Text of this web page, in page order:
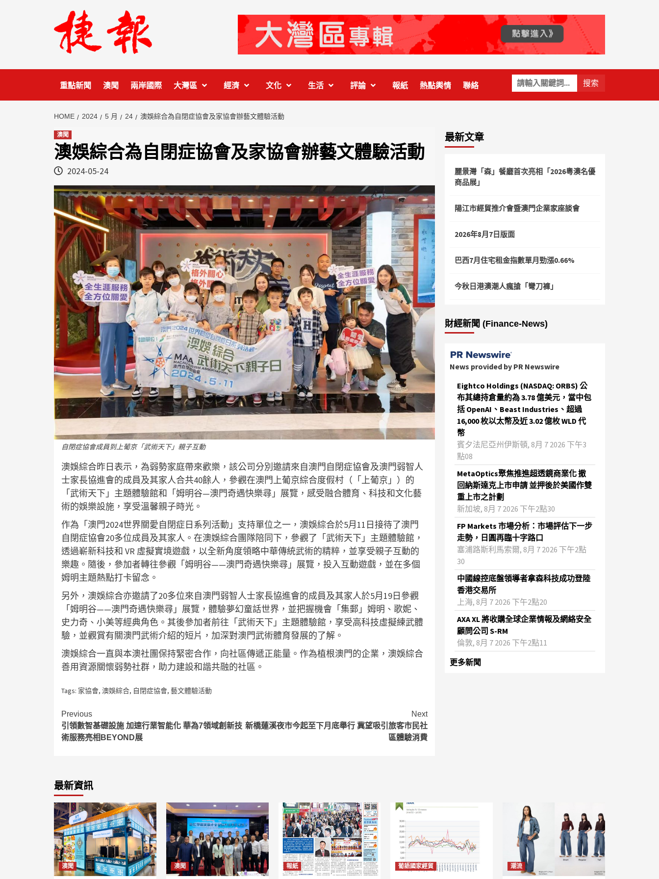
關
鍵
字:
重點新聞 澳聞 兩岸國際 大灣區 經濟 文化 生活 評論 報紙 熱點輿情 聯絡
HOME 2024 5 月 24 澳娛綜合為自閉症協會及家協會辦藝文體驗活動
澳聞
澳娛綜合為自閉症協會及家協會辦藝文體驗活動
2024-05-24
自閉症協會成員到上葡京「武術天下」親子互動
澳娛綜合昨日表示，為弱勢家庭帶來歡樂，該公司分別邀請來自澳門自閉症協會及澳門弱智人
士家長協進會的成員及其家人合共40餘人，參觀在澳門上葡京綜合度假村（「上葡京」）的
「武術天下」主題體驗館和「姆明谷—澳門奇遇快樂尋」展覽，感受融合體育、科技和文化藝
術的娛樂設施，享受溫馨親子時光。
作為「澳門2024世界關愛自閉症日系列活動」支持單位之一，澳娛綜合於5月11日接待了澳門
自閉症協會20多位成員及其家人。在澳娛綜合團隊陪同下，參觀了「武術天下」主題體驗館，
透過嶄新科技和 VR 虛擬實境遊戲，以全新角度領略中華傳統武術的精粹，並享受親子互動的
樂趣。隨後，參加者轉往參觀「姆明谷——澳門奇遇快樂尋」展覽，投入互動遊戲，並在多個
姆明主題熱點打卡留念。
另外，澳娛綜合亦邀請了20多位來自澳門弱智人士家長協進會的成員及其家人於5月19日參觀
「姆明谷——澳門奇遇快樂尋」展覽，體驗夢幻童話世界，並把握機會「集郵」姆明、歌妮、
史力奇、小美等經典角色。其後參加者前往「武術天下」主題體驗館，享受高科技虛擬練武體
驗，並觀賞有關澳門武術介紹的短片，加深對澳門武術體育發展的了解。
澳娛綜合一直與本澳社團保持緊密合作，向社區傳遞正能量。作為植根澳門的企業，澳娛綜合
善用資源關懷弱勢社群，助力建設和諧共融的社區。
Tags: 家協會, 澳娛綜合, 自閉症協會, 藝文體驗活動
Continue
Reading
Previous
引領數智基礎設施 加速行業智能化 華為7領域創新技
術服務亮相BEYOND展
Next
新橋蓮溪夜市今起至下月底舉行 冀望吸引旅客市民社
區體驗消費
最新文章
麗景灣「森」餐廳首次亮相「2026粵澳名優
商品展」
陽江市經貿推介會暨澳門企業家座談會
2026年8月7日版面
巴西7月住宅租金指數單月勁漲0.66%
今秋日港澳潮人瘋搶「彎刀褲」
財經新聞 (Finance-News)
News provided by PR Newswire
Eightco Holdings (NASDAQ: ORBS) 公
布其總持倉量約為 3.78 億美元，當中包
括 OpenAI、Beast Industries、超過
16,000 枚以太幣及近 3.02 億枚 WLD 代
幣
賓夕法尼亞州伊斯頓, 8月 7 2026 下午3
點08
MetaOptics聚焦推進超透鏡商業化 撤
回納斯達克上市申請 並押後於美國作雙
重上市之計劃
新加坡, 8月 7 2026 下午2點30
FP Markets 市場分析：市場評估下一步
走勢，日圓再臨十字路口
塞浦路斯利馬索爾, 8月 7 2026 下午2點
30
中國線控底盤領導者拿森科技成功登陸
香港交易所
上海, 8月 7 2026 下午2點20
AXA XL 將收購全球企業情報及網絡安全
顧問公司 S-RM
倫敦, 8月 7 2026 下午2點11
更多新聞
最新資訊
澳聞 澳聞 報紙 葡語國家經貿 潮流